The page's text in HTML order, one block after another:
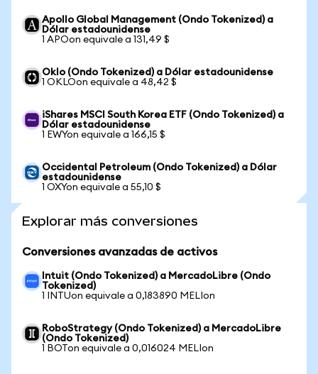
Apollo Global Management (Ondo Tokenized) a
Dólar estadounidense
1 APOon equivale a 131,49 $
Oklo (Ondo Tokenized) a Dólar estadounidense
1 OKLOon equivale a 48,42 $
iShares MSCI South Korea ETF (Ondo Tokenized) a
Dólar estadounidense
1 EWYon equivale a 166,15 $
Occidental Petroleum (Ondo Tokenized) a Dólar
estadounidense
1 OXYon equivale a 55,10 $
Explorar más conversiones
Conversiones avanzadas de activos
Intuit (Ondo Tokenized) a MercadoLibre (Ondo
Tokenized)
1 INTUon equivale a 0,183890 MELIon
RoboStrategy (Ondo Tokenized) a MercadoLibre
(Ondo Tokenized)
1 BOTon equivale a 0,016024 MELIon